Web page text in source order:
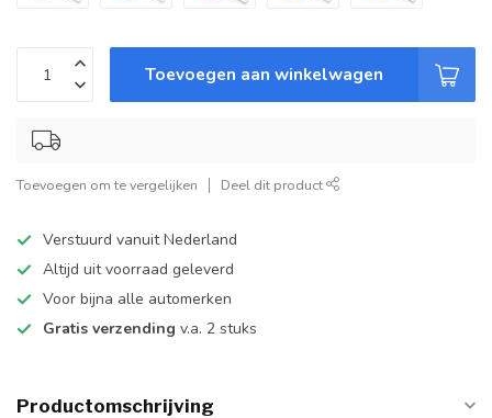
Toevoegen aan winkelwagen
Toevoegen om te vergelijken Deel dit product
Verstuurd vanuit Nederland
Altijd uit voorraad geleverd
Voor bijna alle automerken
Gratis verzending v.a. 2 stuks
Productomschrijving